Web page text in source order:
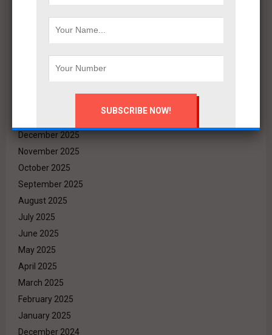
July 2026
April 2026
December 2025
November 2025
October 2025
September 2025
August 2025
July 2025
June 2025
May 2025
April 2025
March 2025
February 2025
January 2025
December 2024